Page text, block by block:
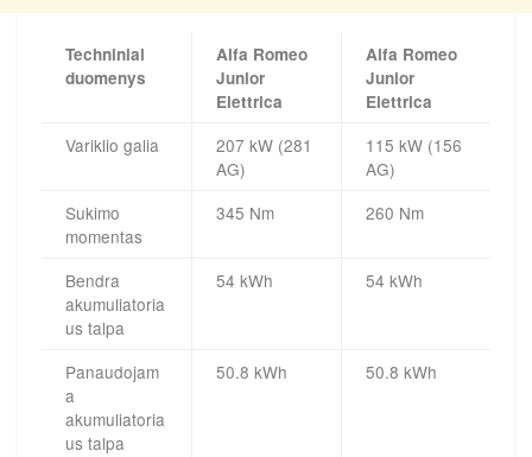
Techniniai
duomenys
Alfa Romeo
Junior
Elettrica
Alfa Romeo
Junior
Elettrica
Variklio galia
207 kW (281
AG)
115 kW (156
AG)
Sukimo
momentas
345 Nm 260 Nm
Bendra
akumuliatoria
us talpa
54 kWh 54 kWh
Panaudojam
a
akumuliatoria
us talpa
50.8 kWh 50.8 kWh